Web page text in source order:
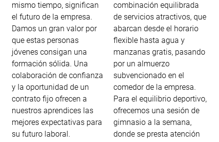
mismo tiempo, significan
el futuro de la empresa.
Damos un gran valor por
que estas personas
jóvenes consigan una
formación sólida. Una
colaboración de confianza
y la oportunidad de un
contrato fijo ofrecen a
nuestros aprendices las
mejores expectativas para
su futuro laboral.
combinación equilibrada
de servicios atractivos, que
abarcan desde el horario
flexible hasta agua y
manzanas gratis, pasando
por un almuerzo
subvencionado en el
comedor de la empresa.
Para el equilibrio deportivo,
ofrecemos una sesión de
gimnasio a la semana,
donde se presta atención